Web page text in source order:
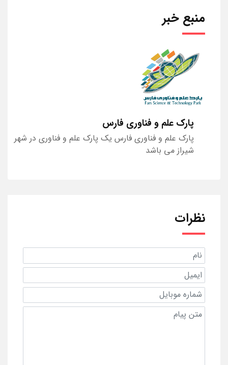
منبع خبر
پارک علم و فناوری فارس
پارک علم و فناوری فارس یک پارک علم و فناوری در شهر
شیراز می باشد
نظرات